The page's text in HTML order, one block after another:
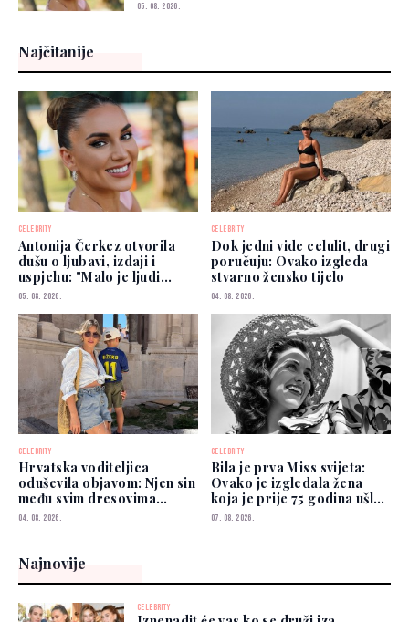
05. 08. 2026.
Najčitanije
CELEBRITY
Antonija Čerkez otvorila
dušu o ljubavi, izdaji i
uspjehu: "Malo je ljudi
kojima možete vjerovati"
05. 08. 2026.
CELEBRITY
Dok jedni vide celulit, drugi
poručuju: Ovako izgleda
stvarno žensko tijelo
04. 08. 2026.
CELEBRITY
Hrvatska voditeljica
oduševila objavom: Njen sin
među svim dresovima
izabrao Zmajeve
04. 08. 2026.
CELEBRITY
Bila je prva Miss svijeta:
Ovako je izgledala žena
koja je prije 75 godina ušla
u historiju
07. 08. 2026.
Najnovije
CELEBRITY